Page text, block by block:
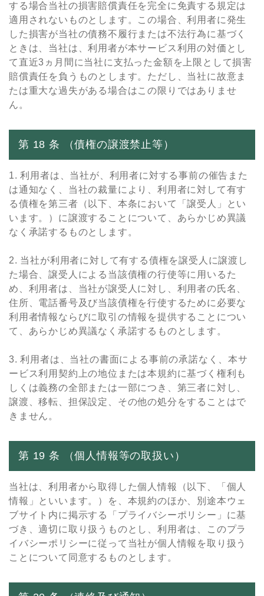
する場合当社の損害賠償責任を完全に免責する規定は
適⽤されないものとします。この場合、利⽤者に発⽣
した損害が当社の債務不履⾏または不法⾏為に基づく
ときは、当社は、利⽤者が本サービス利⽤の対価とし
て直近3ヵ⽉間に当社に⽀払った⾦額を上限として損害
賠償責任を負うものとします。ただし、当社に故意ま
たは重⼤な過失がある場合はこの限りではありませ
ん。
第 18 条 （債権の譲渡禁⽌等）
1. 利⽤者は、当社が、利⽤者に対する事前の催告また
は通知なく、当社の裁量により、利⽤者に対して有す
る債権を第三者（以下、本条において「譲受⼈」とい
います。）に譲渡することについて、あらかじめ異議
なく承諾するものとします。
2. 当社が利⽤者に対して有する債権を譲受⼈に譲渡し
た場合、譲受⼈による当該債権の⾏使等に⽤いるた
め、利⽤者は、当社が譲受⼈に対し、利⽤者の⽒名、
住所、電話番号及び当該債権を⾏使するために必要な
利⽤者情報ならびに取引の情報を提供することについ
て、あらかじめ異議なく承諾するものとします。
3. 利⽤者は、当社の書⾯による事前の承諾なく、本サ
ービス利⽤契約上の地位または本規約に基づく権利も
しくは義務の全部または⼀部につき、第三者に対し、
譲渡、移転、担保設定、その他の処分をすることはで
きません。
第 19 条 （個⼈情報等の取扱い）
当社は、利⽤者から取得した個⼈情報（以下、「個⼈
情報」といいます。）を、本規約のほか、別途本ウェ
ブサイト内に掲⽰する「プライバシーポリシー」に基
づき、適切に取り扱うものとし、利⽤者は、このプラ
イバシーポリシーに従って当社が個⼈情報を取り扱う
ことについて同意するものとします。